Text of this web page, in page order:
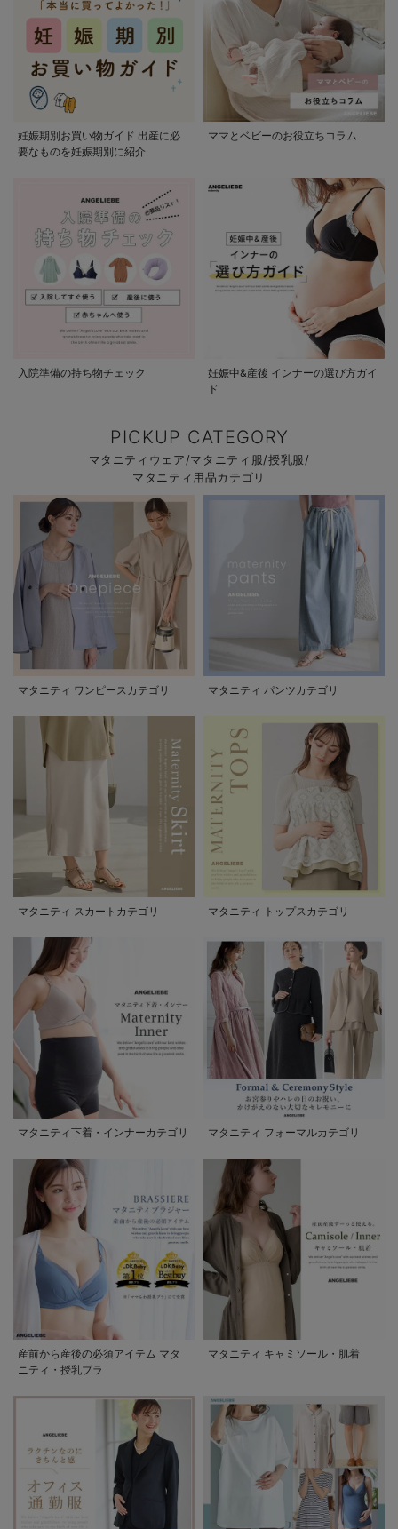
妊娠期別お買い物ガイド 出産に必
要なものを妊娠期別に紹介
ママとベビーのお役立ちコラム
入院準備の持ち物チェック
妊娠中&産後 インナーの選び方ガイ
ド
PICKUP CATEGORY
マタニティウェア/マタニティ服/授乳服/
マタニティ用品カテゴリ
マタニティ ワンピースカテゴリ マタニティ パンツカテゴリ
マタニティ スカートカテゴリ マタニティ トップスカテゴリ
マタニティ下着・インナーカテゴリ マタニティ フォーマルカテゴリ
産前から産後の必須アイテム マタ
ニティ・授乳ブラ
マタニティ キャミソール・肌着